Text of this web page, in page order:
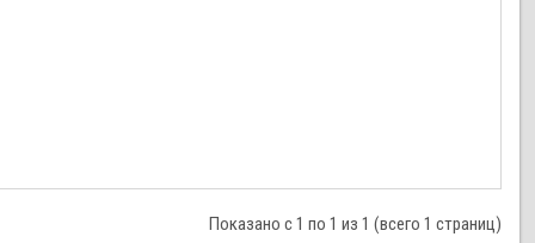
Показано с 1 по 1 из 1 (всего 1 страниц)